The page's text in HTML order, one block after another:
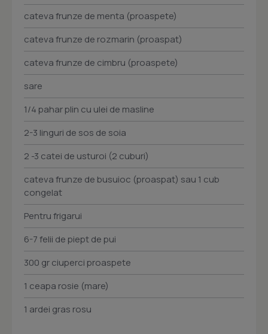
cateva frunze de menta (proaspete)
cateva frunze de rozmarin (proaspat)
cateva frunze de cimbru (proaspete)
sare
1/4 pahar plin cu ulei de masline
2-3 linguri de sos de soia
2 -3 catei de usturoi (2 cuburi)
cateva frunze de busuioc (proaspat) sau 1 cub
congelat
Pentru frigarui
6-7 felii de piept de pui
300 gr ciuperci proaspete
1 ceapa rosie (mare)
1 ardei gras rosu